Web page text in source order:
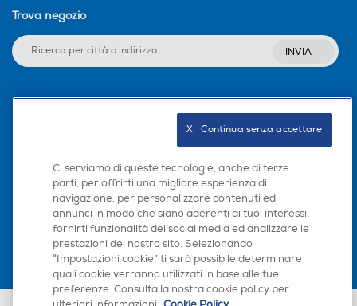
Trova negozio
INVIA
Scarica la nostra app
Ci serviamo di queste tecnologie, anche di terze
parti, per offrirti una migliore esperienza di
navigazione, per personalizzare contenuti ed
annunci in modo che siano aderenti ai tuoi interessi,
fornirti funzionalità dei social media ed analizzare le
prestazioni del nostro sito. Selezionando
“Impostazioni cookie” ti sarà possibile determinare
quali cookie verranno utilizzati in base alle tue
preferenze. Consulta la nostra cookie policy per
X   Continua senza accettare